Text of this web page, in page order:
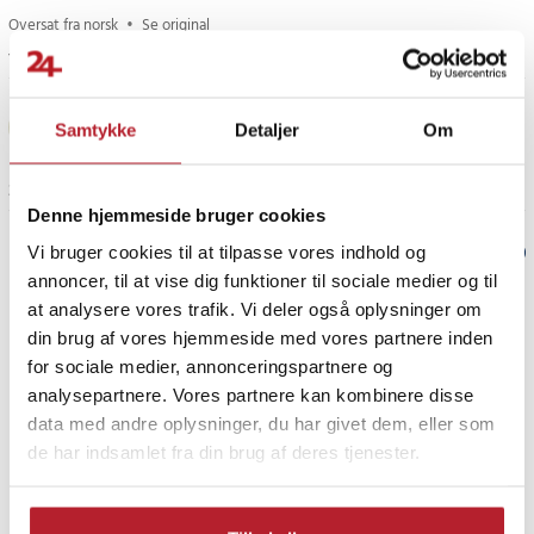
Samtykke Detaljer Om
Denne hjemmeside bruger cookies
Vi bruger cookies til at tilpasse vores indhold og
annoncer, til at vise dig funktioner til sociale medier og til
at analysere vores trafik. Vi deler også oplysninger om
din brug af vores hjemmeside med vores partnere inden
for sociale medier, annonceringspartnere og
analysepartnere. Vores partnere kan kombinere disse
data med andre oplysninger, du har givet dem, eller som
de har indsamlet fra din brug af deres tjenester.
- Operativsystem: RTOS
- Skærmstørrelse: 1,28 tommer
- Skærmtype: OLED
- Berøringsskærm: Ja
- Forbindelse: Bluetooth 5.0
- GPS: Nej
- Særlige funktioner: Aktivitetssporing, notifikationer, beskeder,
pulsmåling
- Sundhedsmålinger: Puls, søvn, iltmætning i blodet, kaloriforbrug
- Vandbeskyttelse: IP68, op til 1,5 meter i 1 time
- Batteri: Li-polymer 300 mAh
- Opladningstid: Ca. 2 timer
- Batteritid: Op til 8 dage
- Rem: Silikone
- Materiale: Metal
- Farve: Lyserød/hvid
Oversat fra norsk • Se original
10 dage siden
3 uger siden
Verified by Trustvoice
PRISGARANTI
UDSALG